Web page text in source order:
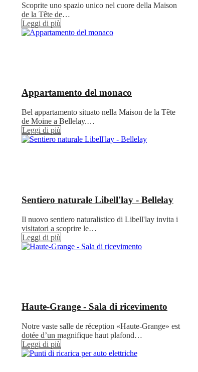
Scoprite uno spazio unico nel cuore della Maison
de la Tête de…
Leggi di più
Appartamento del monaco
Bel appartamento situato nella Maison de la Tête
de Moine a Bellelay.…
Leggi di più
Sentiero naturale Libell'lay - Bellelay
Il nuovo sentiero naturalistico di Libell'lay invita i
visitatori a scoprire le…
Leggi di più
Haute-Grange - Sala di ricevimento
Notre vaste salle de réception «Haute-Grange» est
dotée d’un magnifique haut plafond…
Leggi di più